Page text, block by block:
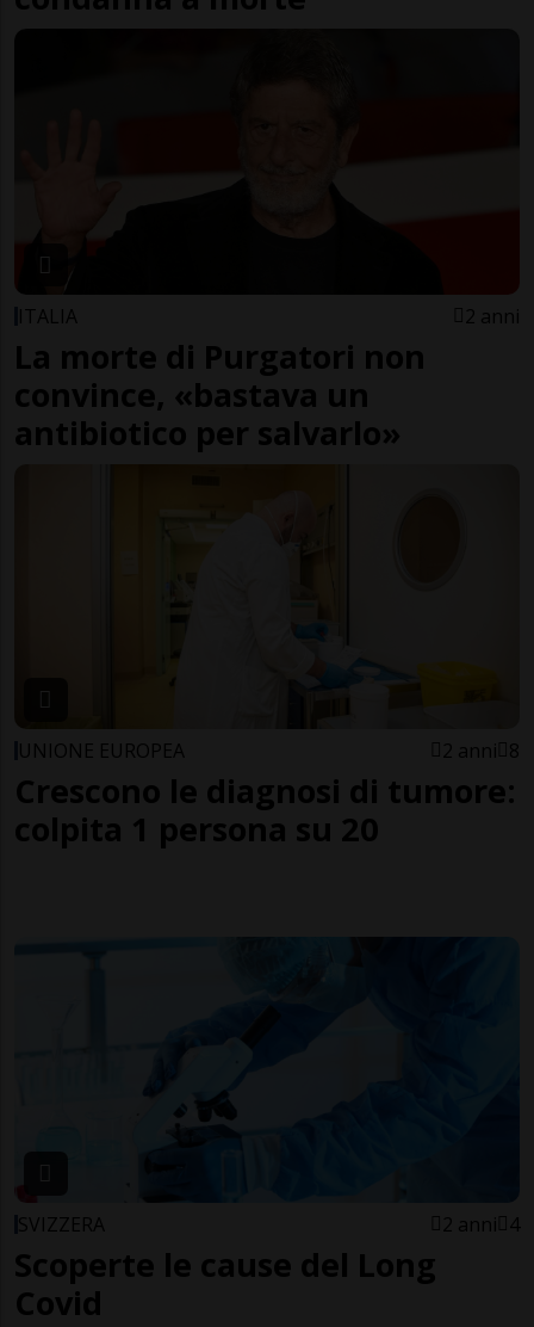
ITALIA 2 anni
La morte di Purgatori non
convince, «bastava un
antibiotico per salvarlo»
UNIONE EUROPEA 2 anni 8
Crescono le diagnosi di tumore:
colpita 1 persona su 20
SVIZZERA 2 anni 4
Scoperte le cause del Long
Covid